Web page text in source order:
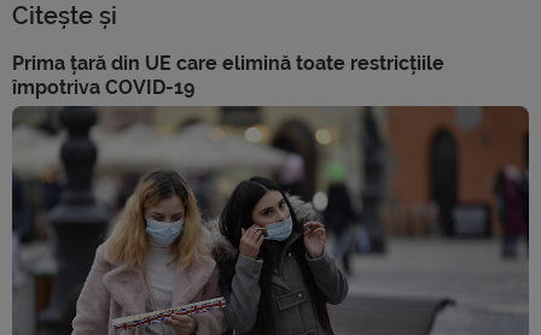
Citește și
Prima țară din UE care elimină toate restricțiile
împotriva COVID-19